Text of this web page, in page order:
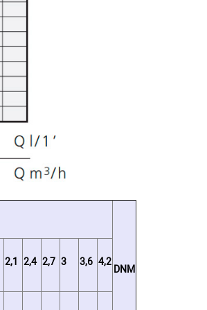
DNM
2,1 2,4 2,7 3 3,6 4,2